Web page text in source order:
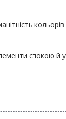
спокою й